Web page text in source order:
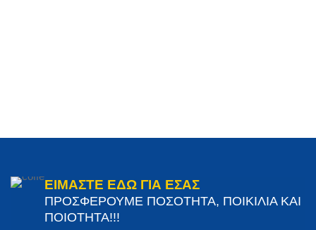
ΕΙΜΑΣΤΕ ΕΔΩ ΓΙΑ ΕΣΑΣ
ΠΡΟΣΦΕΡΟΥΜΕ ΠΟΣΟΤΗΤΑ, ΠΟΙΚΙΛΙΑ ΚΑΙ
ΠΟΙΟΤΗΤΑ!!!